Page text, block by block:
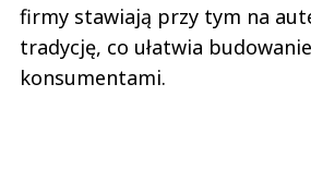
firmy stawiają przy tym na
tradycję, co ułatwia
konsumentami.